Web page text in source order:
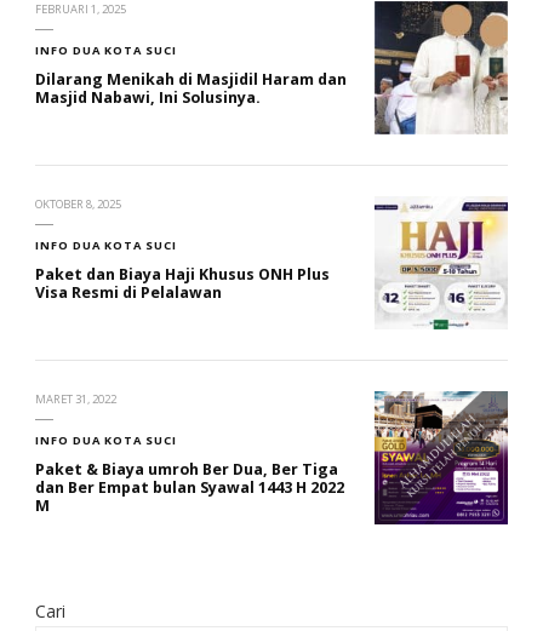
FEBRUARI 1, 2025
INFO DUA KOTA SUCI
Dilarang Menikah di Masjidil Haram dan
Masjid Nabawi, Ini Solusinya.
OKTOBER 8, 2025
INFO DUA KOTA SUCI
Paket dan Biaya Haji Khusus ONH Plus
Visa Resmi di Pelalawan
MARET 31, 2022
INFO DUA KOTA SUCI
Paket & Biaya umroh Ber Dua, Ber Tiga
dan Ber Empat bulan Syawal 1443 H 2022
M
Cari